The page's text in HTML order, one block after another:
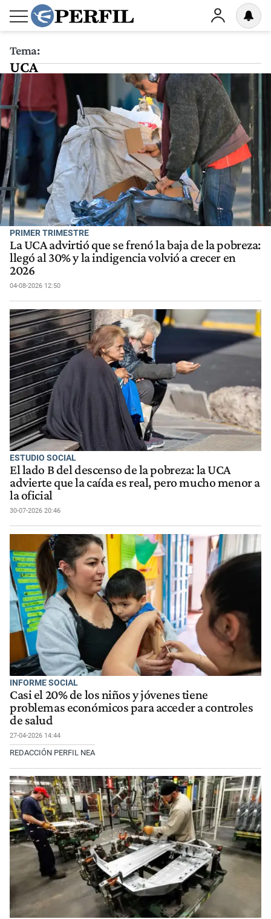
Tema:
UCA
PRIMER TRIMESTRE
La UCA advirtió que se frenó la baja de la pobreza:
llegó al 30% y la indigencia volvió a crecer en
2026
04-08-2026 12:50
ESTUDIO SOCIAL
El lado B del descenso de la pobreza: la UCA
advierte que la caída es real, pero mucho menor a
la oficial
30-07-2026 20:46
INFORME SOCIAL
Casi el 20% de los niños y jóvenes tiene
problemas económicos para acceder a controles
de salud
27-04-2026 14:44
REDACCIÓN PERFIL NEA